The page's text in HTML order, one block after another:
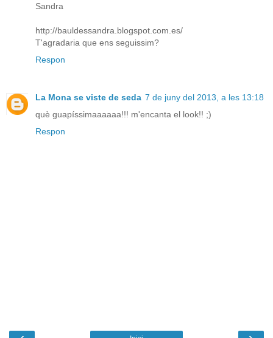
Sandra
http://bauldessandra.blogspot.com.es/
T'agradaria que ens seguissim?
Respon
La Mona se viste de seda 7 de juny del 2013, a les 13:18
què guapíssimaaaaaa!!! m'encanta el look!! ;)
Respon